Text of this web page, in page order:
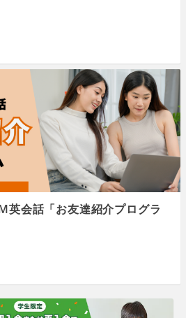
英会話「お友達紹介プログラ